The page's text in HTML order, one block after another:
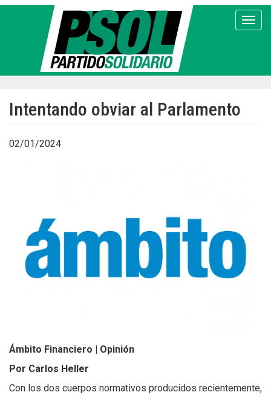
Pasar
Intentando obviar al Parlamento
02/01/2024
Ámbito Financiero | Opinión
Por Carlos Heller
Con los dos cuerpos normativos producidos recientemente,